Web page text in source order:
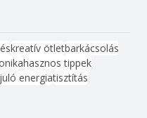
kreatív ötletbarkácsolás
hasznos tippek
energiatisztítás